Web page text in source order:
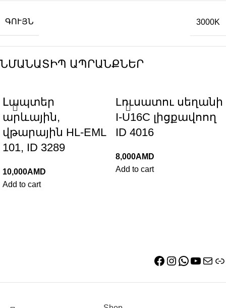
ԳՈՒՅՆ 3000K
ՆՄԱՆԱՏԻՊ ԱՊՐԱՆՔՆԵՐ
Լապտեր
արևային,
վթարային HL-EML
101, ID 3289
10,000AMD
Add to cart
Lուսատու սեղանի
I-U16C լիցքավոող
ID 4016
8,000AMD
Add to cart